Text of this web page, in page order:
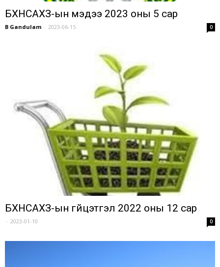
БХНСАХЗ-ын мэдээ 2023 оны 5 сар
B Gandulam - 2023-06-15 0
БХНСАХЗ-ын гүйцэтгэл 2022 оны 12 сар
- 2023-01-10 0